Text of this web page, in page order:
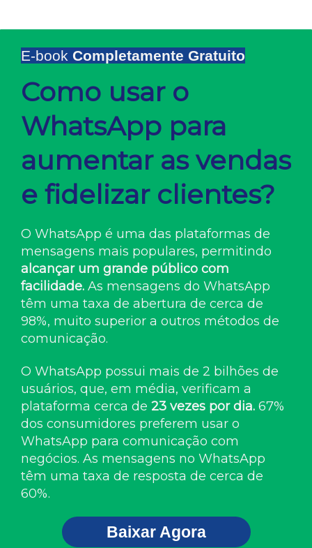
E-book Completamente Gratuito
Como usar o
WhatsApp para
aumentar as vend as
e fidelizar clientes?
O WhatsApp é uma das plataformas de
mensagens mais populares, permitindo
alcançar um grande público com
facilidade. As mensagens do WhatsApp
têm uma taxa de abertura de cerca de
98%, muito superior a outros métodos de
comunicação.
O WhatsApp possui mais de 2 bilhões de
usuários, que, em média, verificam a
plataforma cerca de 23 vezes por dia. 67%
dos consumidores preferem usar o
WhatsApp para comunicação com
negócios. As mensagens no WhatsApp
têm uma taxa de resposta de cerca de
60%.
Baixar Agora